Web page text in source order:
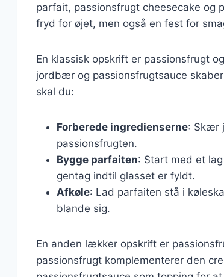
parfait, passionsfrugt cheesecake og
fryd for øjet, men også en fest for
En klassisk opskrift er passionsfrugt
jordbær og passionsfrugtsauce
skal du:
Forberede ingredienserne: Skær
passionsfrugten.
Bygge parfaiten: Start med et
gentag indtil glasset er fyldt.
Afkøle: Lad parfaiten stå i
blande sig.
En anden lækker opskrift er
passionsfrugt komplementerer den